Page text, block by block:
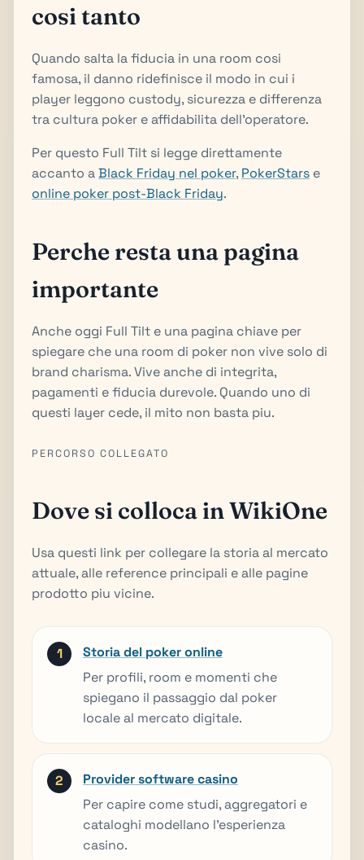
cosi tanto
Quando salta la fiducia in una room cosi
famosa, il danno ridefinisce il modo in cui i
player leggono custody, sicurezza e differenza
tra cultura poker e affidabilita dell'operatore.
Per questo Full Tilt si legge direttamente
accanto aBlack Friday nel poker, PokerStars e
online poker post-Black Friday.
Perche resta una pagina
importante
Anche oggi Full Tilt e una pagina chiave per
spiegare che una room di poker non vive solo di
brand charisma. Vive anche di integrita,
pagamenti e fiducia durevole. Quando uno di
questi layer cede, il mito non basta piu.
PERCORSO COLLEGATO
Dove si colloca in WikiOne
Usa questi link per collegare la storia al mercato
attuale, alle reference principali e alle pagine
prodotto piu vicine.
Storia del poker online
Per profili, room e momenti che
spiegano il passaggio dal poker
locale al mercato digitale.
Provider software casino
Per capire come studi, aggregatori e
cataloghi modellano l'esperienza
casino.